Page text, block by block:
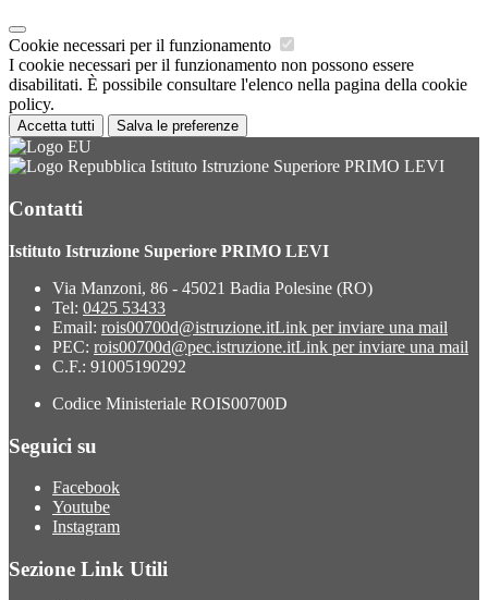
Cookie necessari per il funzionamento
I cookie necessari per il funzionamento non possono essere
disabilitati. È possibile consultare l'elenco nella pagina della cookie
policy.
Accetta tutti Salva le preferenze
Istituto Istruzione Superiore PRIMO LEVI
Contatti
Istituto Istruzione Superiore PRIMO LEVI
Via Manzoni, 86 - 45021 Badia Polesine (RO)
Tel: 0425 53433
Email: rois00700d@istruzione.itLink per inviare una mail
PEC: rois00700d@pec.istruzione.itLink per inviare una mail
C.F.: 91005190292
Codice Ministeriale ROIS00700D
Seguici su
Facebook
Youtube
Instagram
Sezione Link Utili